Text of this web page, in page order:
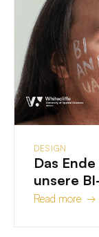
DESIGN
Das
unsere
Read more →